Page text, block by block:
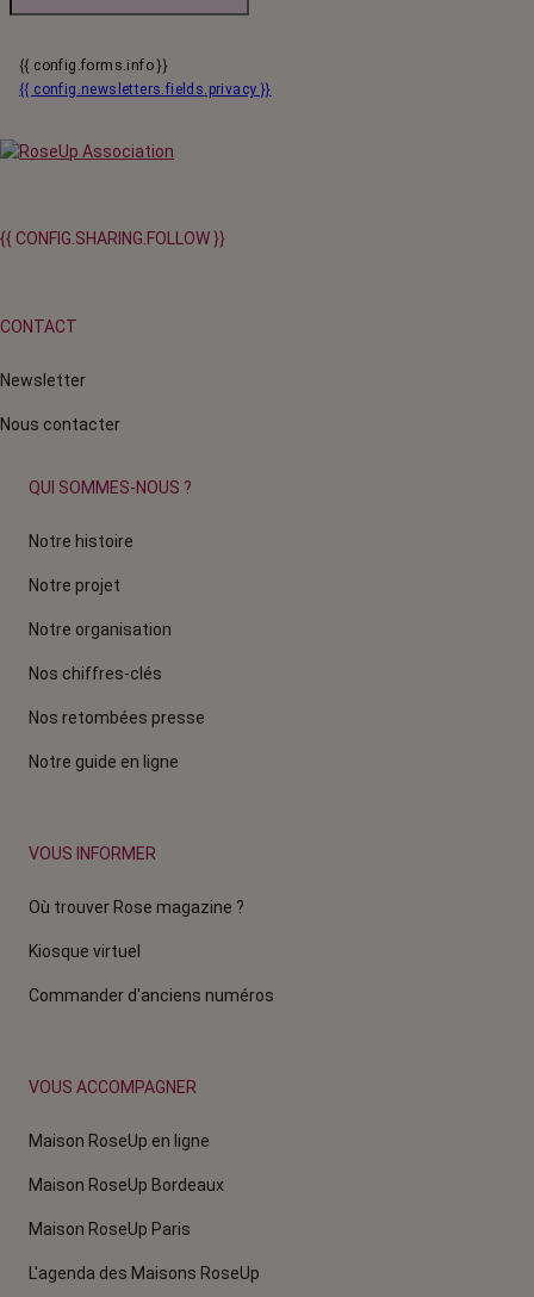
{{ config.forms.info }}
{{ config.newsletters.fields.privacy }}
{{ CONFIG.SHARING.FOLLOW }}
CONTACT
Newsletter
Nous contacter
QUI SOMMES-NOUS ?
Notre histoire
Notre projet
Notre organisation
Nos chiffres-clés
Nos retombées presse
Notre guide en ligne
VOUS INFORMER
Où trouver Rose magazine ?
Kiosque virtuel
Commander d'anciens numéros
VOUS ACCOMPAGNER
Maison RoseUp en ligne
Maison RoseUp Bordeaux
Maison RoseUp Paris
L'agenda des Maisons RoseUp